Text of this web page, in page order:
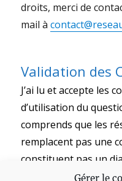
Gérer le
droits, merci de
mail à
Validation des
J’ai lu et accepte les
d’utilisation du
comprends que les
remplacent pas une
constituent pas un